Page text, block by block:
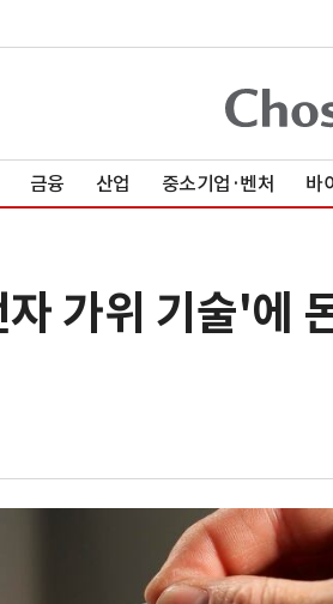
금융 산업 중소기업·벤처 바
가위 기술'에